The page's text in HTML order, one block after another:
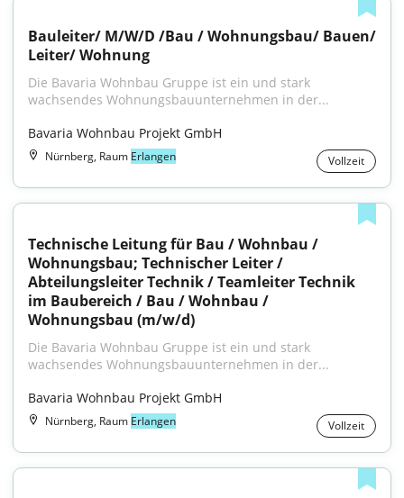
Bauleiter/ M/W/D /Bau / Wohnungsbau/ Bauen/
Leiter/ Wohnung
Die Bavaria Wohnbau Gruppe ist ein und stark
wachsendes Wohnungsbauunternehmen in der...
Bavaria Wohnbau Projekt GmbH
Nürnberg, Raum Erlangen Vollzeit
Technische Leitung für Bau / Wohnbau /
Wohnungsbau; Technischer Leiter /
Abteilungsleiter Technik / Teamleiter Technik
im Baubereich / Bau / Wohnbau /
Wohnungsbau (m/w/d)
Die Bavaria Wohnbau Gruppe ist ein und stark
wachsendes Wohnungsbauunternehmen in der...
Bavaria Wohnbau Projekt GmbH
Nürnberg, Raum Erlangen Vollzeit